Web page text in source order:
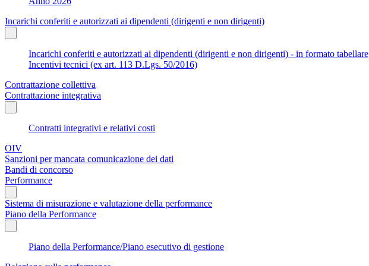
Incarichi conferiti e autorizzati ai dipendenti (dirigenti e non dirigenti)
Incarichi conferiti e autorizzati ai dipendenti (dirigenti e non dirigenti) - in formato tabellare
Incentivi tecnici (ex art. 113 D.Lgs. 50/2016)
Contrattazione collettiva
Contrattazione integrativa
Contratti integrativi e relativi costi
OIV
Sanzioni per mancata comunicazione dei dati
Bandi di concorso
Performance
Sistema di misurazione e valutazione della performance
Piano della Performance
Piano della Performance/Piano esecutivo di gestione